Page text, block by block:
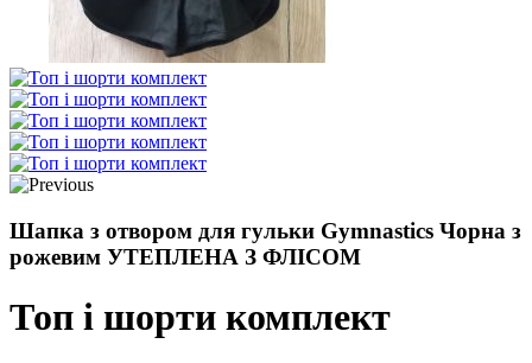
Шапка з отвором для гульки Gymnastics Чорна з
рожевим УТЕПЛЕНА З ФЛІСОМ
Топ і шорти комплект